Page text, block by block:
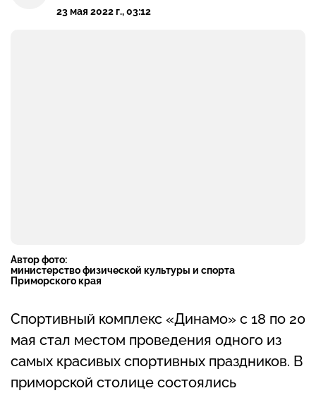
23 мая 2022 г., 03:12
Автор фото:
министерство физической культуры и спорта
Приморского края
Спортивный комплекс «Динамо» с 18 по 20
мая стал местом проведения одного из
самых красивых спортивных праздников. В
приморской столице состоялись